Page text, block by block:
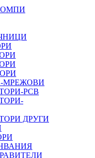
МРЕЖОВИ
PCB
ДРУГИ